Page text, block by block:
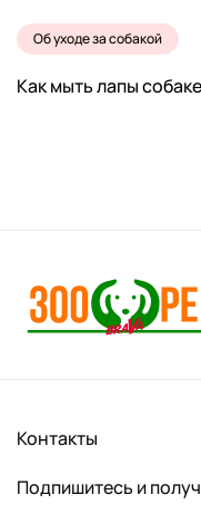
Об уходе за собакой
Как мыть лапы
Контакты
Подпишитесь и